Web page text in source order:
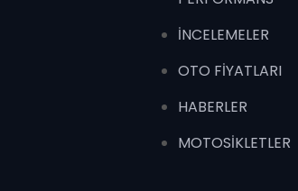
İNCELEMELER
OTO FİYATLARI
HABERLER
MOTOSİKLETLER